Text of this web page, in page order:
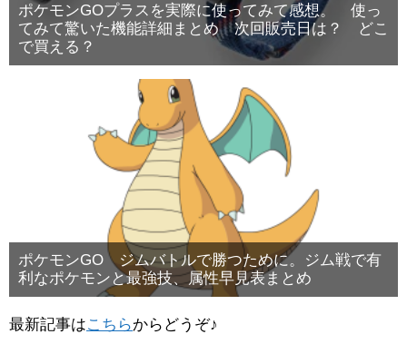
ポケモンGOプラスを実際に使ってみて感想。 使っ
てみて驚いた機能詳細まとめ 次回販売日は？ どこ
で買える？
ポケモンGO ジムバトルで勝つために。ジム戦で有
利なポケモンと最強技、属性早見表まとめ
最新記事はこちらからどうぞ♪